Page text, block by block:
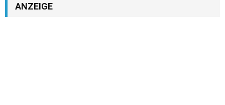
ANZEIGE